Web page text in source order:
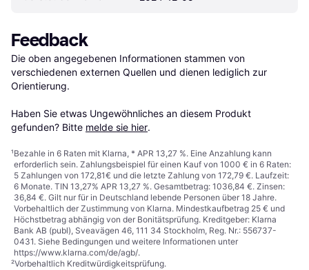
Feedback
Die oben angegebenen Informationen stammen von
verschiedenen externen Quellen und dienen lediglich zur
Orientierung.
Haben Sie etwas Ungewöhnliches an diesem Produkt
gefunden? Bitte melde sie hier.
¹Bezahle in 6 Raten mit Klarna, * APR 13,27 %. Eine Anzahlung kann
erforderlich sein. Zahlungsbeispiel für einen Kauf von 1000 € in 6 Raten:
5 Zahlungen von 172,81€ und die letzte Zahlung von 172,79 €. Laufzeit:
6 Monate. TIN 13,27% APR 13,27 %. Gesamtbetrag: 1036,84 €. Zinsen:
36,84 €. Gilt nur für in Deutschland lebende Personen über 18 Jahre.
Vorbehaltlich der Zustimmung von Klarna. Mindestkaufbetrag 25 € und
Höchstbetrag abhängig von der Bonitätsprüfung. Kreditgeber: Klarna
Bank AB (publ), Sveavägen 46, 111 34 Stockholm, Reg. Nr.: 556737-
0431. Siehe Bedingungen und weitere Informationen unter
https://www.klarna.com/de/agb/.
²Vorbehaltlich Kreditwürdigkeitsprüfung.